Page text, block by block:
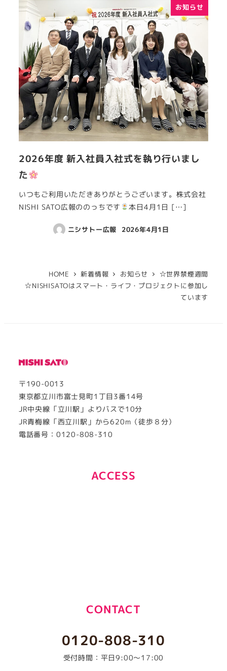
お知らせ
2026年度 新入社員入社式を執り行いまし
た
いつもご利用いただきありがとうございます。株式会社
NISHI SATO広報ののっちです
本日4月1日 […]
ニシサトー広報 2026年4月1日
HOME 新着情報 お知らせ
☆世界禁煙週間
☆NISHISATOはスマート・ライフ・プロジェクトに参加し
ています
〒190-0013
東京都立川市富士見町1丁目3番14号
JR中央線「立川駅」よりバスで10分
JR青梅線「西立川駅」から620m（徒歩８分）
電話番号：0120-808-310
ACCESS
CONTACT
0120-808-310
受付時間：平日9:00～17:00